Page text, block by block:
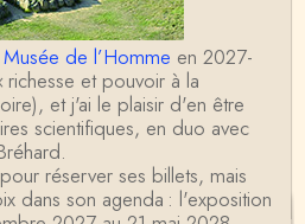
Musée de l’Homme en 2027-
et pouvoir à la
et j'ai le plaisir d'en être
scientifiques, en duo avec
réserver ses billets, mais
dans son agenda : l'exposition